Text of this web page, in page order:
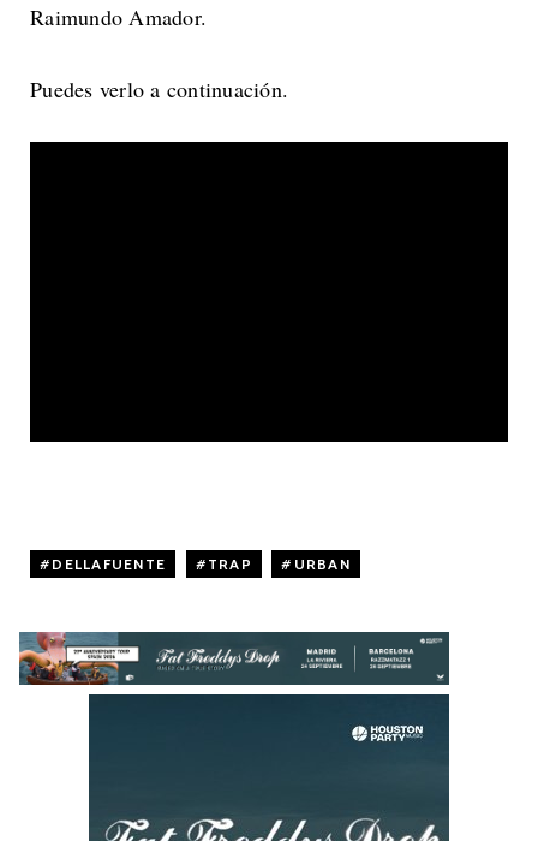
Raimundo Amador.
Puedes verlo a continuación.
DELLAFUENTE TRAP URBAN